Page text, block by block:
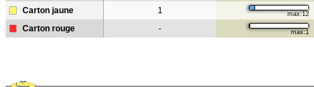
Carton jaune 1 max:12
Carton rouge - max:1